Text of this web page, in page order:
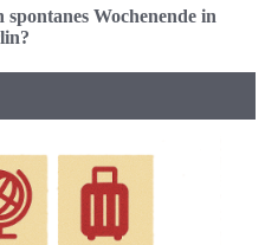
Wochenende in